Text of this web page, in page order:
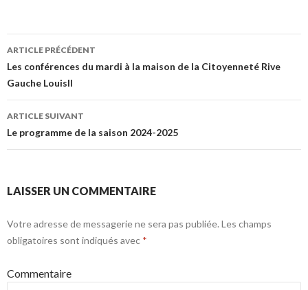
Navigation
des
articles
ARTICLE PRÉCÉDENT
Les conférences du mardi à la maison de la Citoyenneté Rive
Gauche LouisII
ARTICLE SUIVANT
Le programme de la saison 2024-2025
LAISSER UN COMMENTAIRE
Votre adresse de messagerie ne sera pas publiée. Les champs
obligatoires sont indiqués avec *
Commentaire